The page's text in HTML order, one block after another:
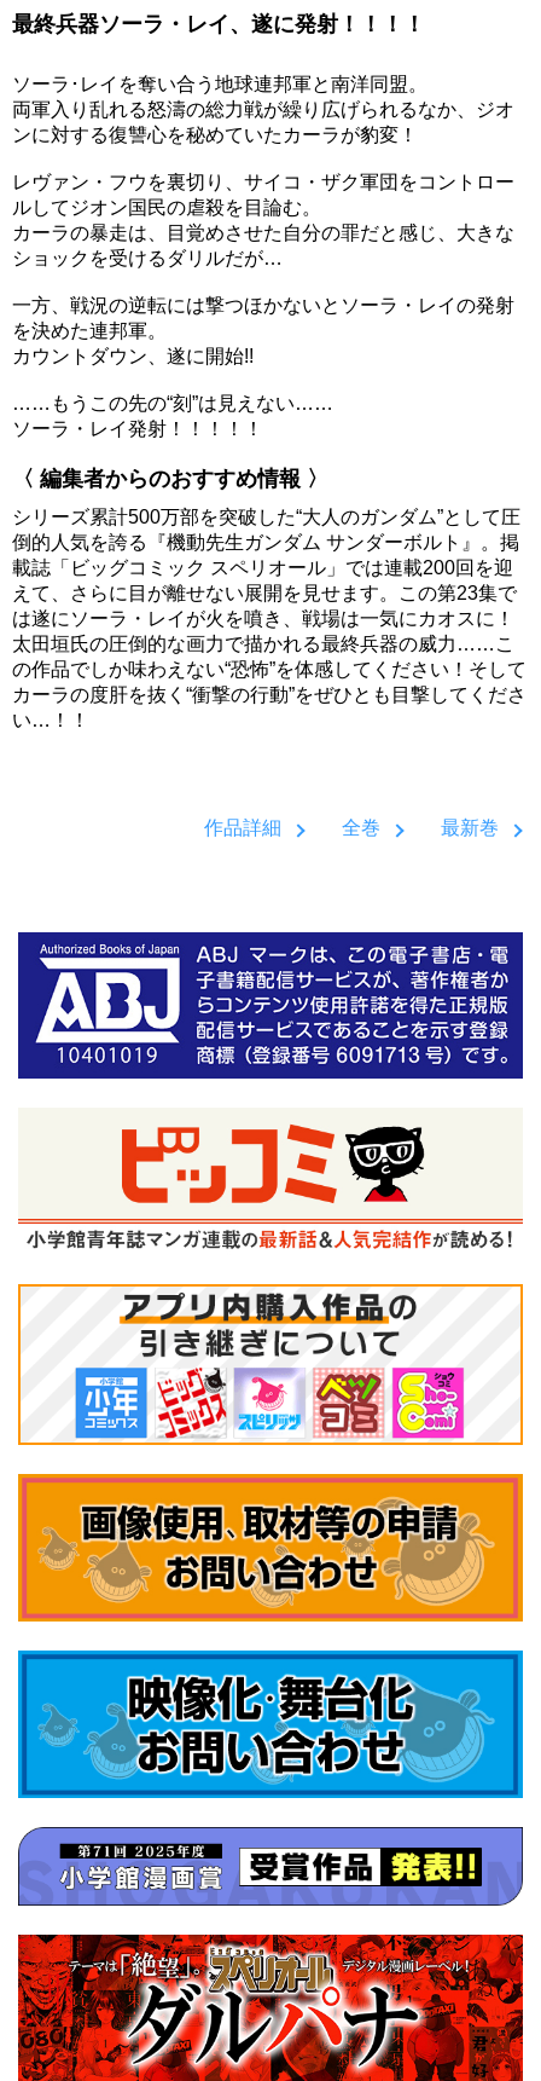
最終兵器ソーラ・レイ、遂に発射！！！！
ソーラ･レイを奪い合う地球連邦軍と南洋同盟。
両軍入り乱れる怒濤の総力戦が繰り広げられるなか、ジオ
ンに対する復讐心を秘めていたカーラが豹変！
レヴァン・フウを裏切り、サイコ・ザク軍団をコントロー
ルしてジオン国民の虐殺を目論む。
カーラの暴走は、目覚めさせた自分の罪だと感じ、大きな
ショックを受けるダリルだが…
一方、戦況の逆転には撃つほかないとソーラ・レイの発射
を決めた連邦軍。
カウントダウン、遂に開始!!
……もうこの先の“刻”は見えない……
ソーラ・レイ発射！！！！！
〈 編集者からのおすすめ情報 〉
シリーズ累計500万部を突破した“大人のガンダム”として圧
倒的人気を誇る『機動先生ガンダム サンダーボルト』。掲
載誌「ビッグコミック スペリオール」では連載200回を迎
えて、さらに目が離せない展開を見せます。この第23集で
は遂にソーラ・レイが火を噴き、戦場は一気にカオスに！
太田垣氏の圧倒的な画力で描かれる最終兵器の威力……こ
の作品でしか味わえない“恐怖”を体感してください！そして
カーラの度肝を抜く“衝撃の行動”をぜひとも目撃してくださ
い…！！
作品詳細 全巻 最新巻